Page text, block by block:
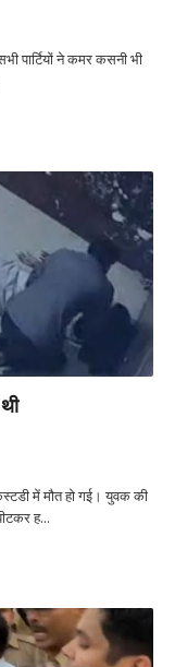
पार्टियों ने कमर कसनी भी
में मौत हो गई। युवक की
ह...